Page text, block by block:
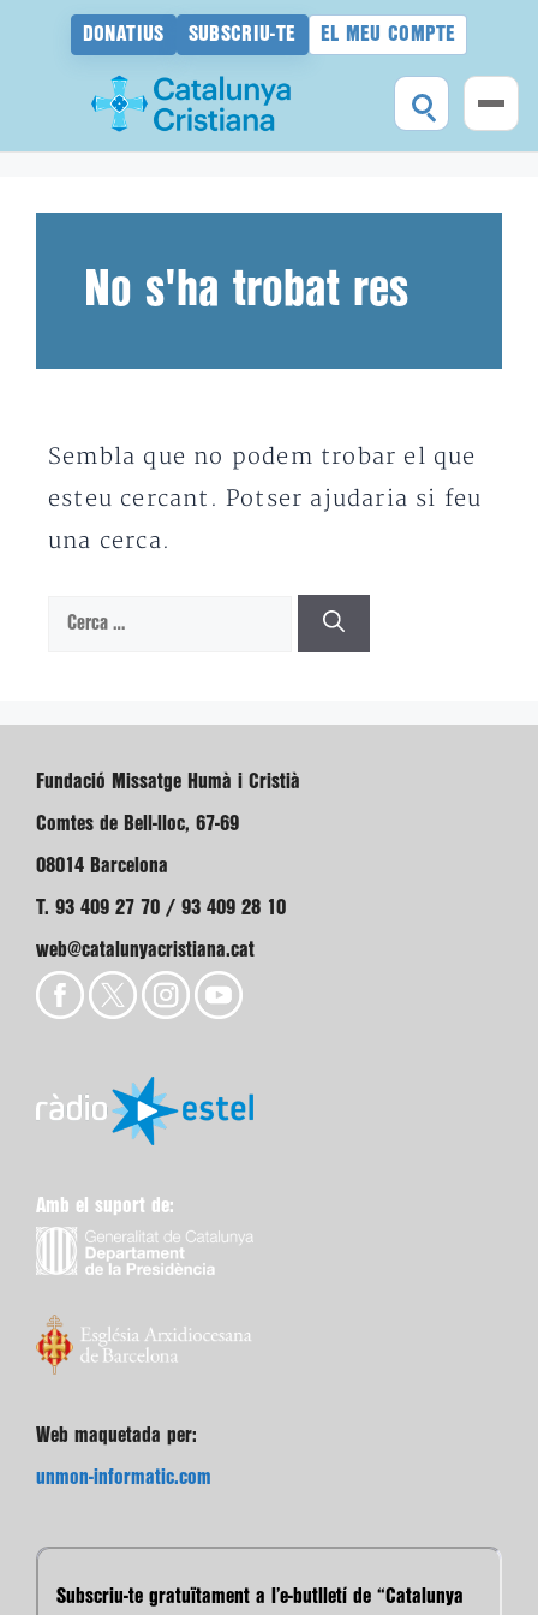
DONATIUS SUBSCRIU-TE EL MEU COMPTE
No s'ha trobat res
Sembla que no podem trobar el que
esteu cercant. Potser ajudaria si feu
una cerca.
Cerca:
Fundació Missatge Humà i Cristià
Comtes de Bell-lloc, 67-69
08014 Barcelona
T. 93 409 27 70 / 93 409 28 10
web@catalunyacristiana.cat
Amb el suport de:
Web maquetada per:
unmon-informatic.com
Subscriu-te gratuïtament a l’e-butlletí de “Catalunya